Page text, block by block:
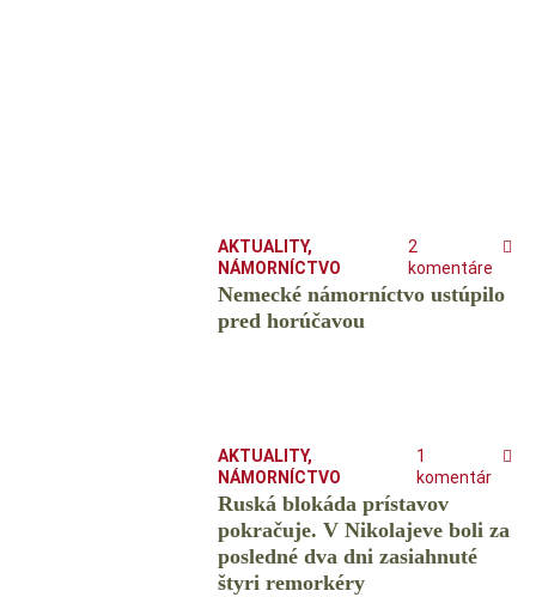
AKTUALITY,
NÁMORNÍCTVO
2
komentáre
Nemecké námorníctvo ustúpilo
pred horúčavou
AKTUALITY,
NÁMORNÍCTVO
1
komentár
Ruská blokáda prístavov
pokračuje. V Nikolajeve boli za
posledné dva dni zasiahnuté
štyri remorkéry